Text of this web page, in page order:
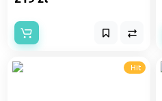
Hit